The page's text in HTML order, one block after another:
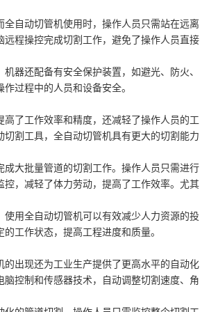
全自动切管机使用时，操作人员只需站在远离
远程操控完成切割工作，避免了操作人员直接
机器还配备有安全保护装置，如避光、防火、
作过程中的人员和设备安全。
高了工作效率和精度，还减轻了操作人员的工
切割工具，全自动切管机具有更大的切割能力
成大批量管道的切割工作。操作人员只需进行
控，减轻了体力劳动，提高了工作效率。尤其
使用全自动切管机可以有效减少人力资源的投
的工作状态，提高工程进度和质量。
的出现还为工业生产提供了更高水平的自动化
脑控制和传感器技术，自动调整切割速度、角